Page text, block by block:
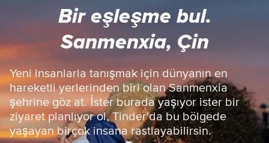
r
A
n
S
a
y
f
a
Bir eşleşme bul.
Sanmenxia, Çin
Yeni insanlarla tanışmak için dünyanın en
hareketli yerlerinden biri olan Sanmenxia
şehrine göz at. İster burada yaşıyor ister bir
ziyaret planlıyor ol, Tinder'da bu bölgede
yaşayan birçok insana rastlayabilirsin.